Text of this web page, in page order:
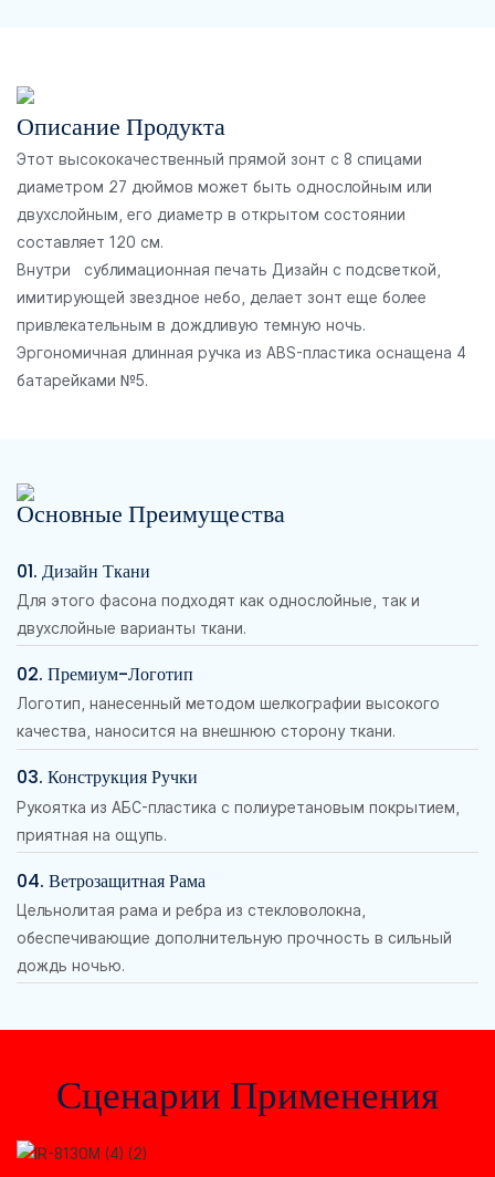
Описание Продукта
Этот высококачественный прямой зонт с 8 спицами
диаметром 27 дюймов может быть однослойным или
двухслойным, его диаметр в открытом состоянии
составляет 120 см.
Внутри
сублимационная печать Дизайн с подсветкой,
имитирующей звездное небо, делает зонт еще более
привлекательным в дождливую темную ночь.
Эргономичная длинная ручка из ABS-пластика оснащена 4
батарейками №5.
Основные Преимущества
01. Дизайн Ткани
Для этого фасона подходят как однослойные, так и
двухслойные варианты ткани.
02. Премиум-Логотип
Логотип, нанесенный методом шелкографии высокого
качества, наносится на внешнюю сторону ткани.
03. Конструкция Ручки
Рукоятка из АБС-пластика с полиуретановым покрытием,
приятная на ощупь.
04. Ветрозащитная Рама
Цельнолитая рама и ребра из стекловолокна,
обеспечивающие дополнительную прочность в сильный
дождь ночью.
Сценарии Применения